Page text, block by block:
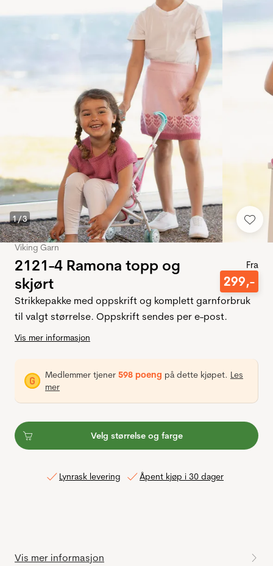
1/3
Viking Garn
2121-4 Ramona topp og
skjørt
Fra
299,-
Strikkepakke med oppskrift og komplett garnforbruk
til valgt størrelse. Oppskrift sendes per e-post.
Vis mer informasjon
Medlemmer tjener 598 poeng på dette kjøpet. Les
mer
Velg størrelse og farge
Lynrask levering Åpent kjøp i 30 dager
Vis mer informasjon